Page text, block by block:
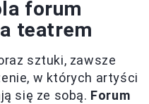
forum
teatrem
sztuki, zawsze
w których artyści
się ze sobą. Forum